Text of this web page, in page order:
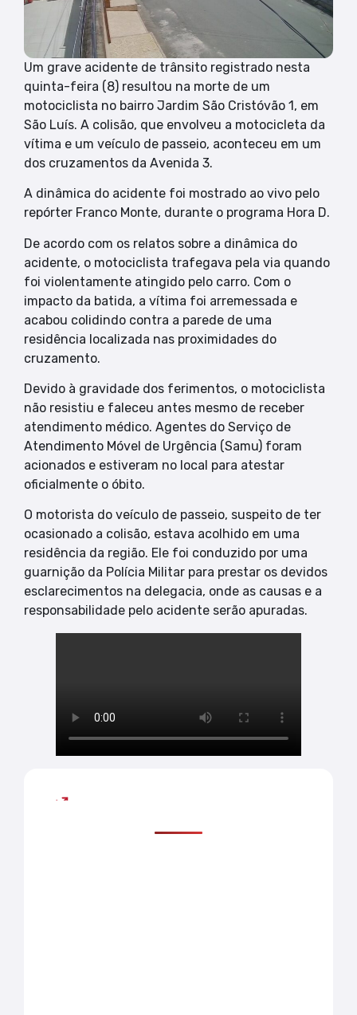
Um grave acidente de trânsito registrado nesta
quinta-feira (8) resultou na morte de um
motociclista no bairro Jardim São Cristóvão 1, em
São Luís. A colisão, que envolveu a motocicleta da
vítima e um veículo de passeio, aconteceu em um
dos cruzamentos da Avenida 3.
A dinâmica do acidente foi mostrado ao vivo pelo
repórter Franco Monte, durante o programa Hora D.
De acordo com os relatos sobre a dinâmica do
acidente, o motociclista trafegava pela via quando
foi violentamente atingido pelo carro. Com o
impacto da batida, a vítima foi arremessada e
acabou colidindo contra a parede de uma
residência localizada nas proximidades do
cruzamento.
Devido à gravidade dos ferimentos, o motociclista
não resistiu e faleceu antes mesmo de receber
atendimento médico. Agentes do Serviço de
Atendimento Móvel de Urgência (Samu) foram
acionados e estiveram no local para atestar
oficialmente o óbito.
O motorista do veículo de passeio, suspeito de ter
ocasionado a colisão, estava acolhido em uma
residência da região. Ele foi conduzido por uma
guarnição da Polícia Militar para prestar os devidos
esclarecimentos na delegacia, onde as causas e a
responsabilidade pelo acidente serão apuradas.